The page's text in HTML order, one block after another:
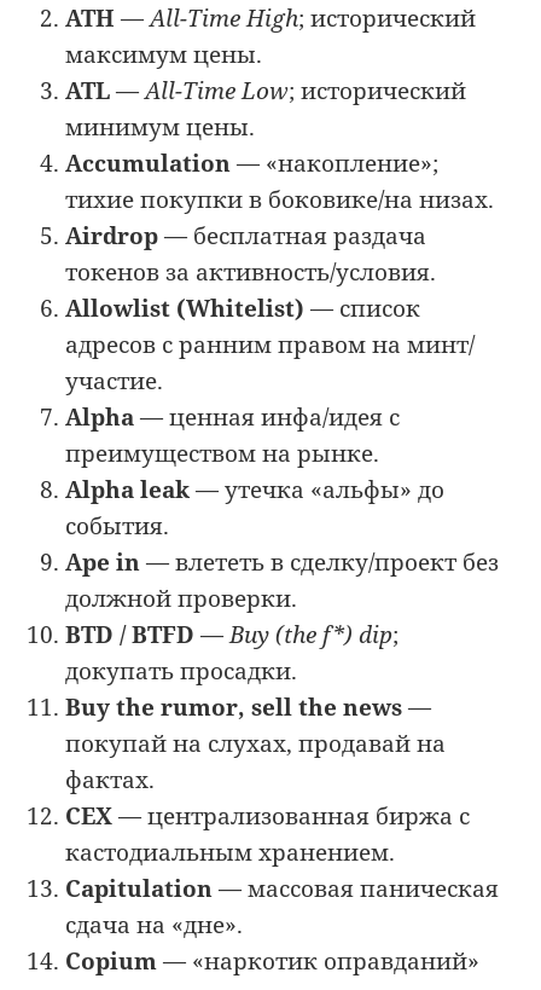
ATH —All-Time High; исторический
максимум цены.
ATL—All-Time Low; исторический
минимум цены.
Accumulation— «накопление»;
тихие покупки в боковике/на низах.
Airdrop— бесплатная раздача
токенов за активность/условия.
Allowlist (Whitelist) — список
адресов с ранним правом на минт/
участие.
Alpha— ценная инфа/идея с
преимуществом на рынке.
Alpha leak— утечка «альфы» до
события.
Ape in— влететь в сделку/проект без
должной проверки.
BTD / BTFD —Buy (the f*) dip;
докупать просадки.
Buy the rumor, sell the news—
покупай на слухах, продавай на
фактах.
CEX— централизованная биржа с
кастодиальным хранением.
Capitulation— массовая паническая
сдача на «дне».
Copium— «наркотик оправданий»